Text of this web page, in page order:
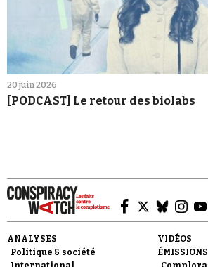
20 juin 2026
[PODCAST] Le retour des biolabs
ANALYSES
Politique & société
VIDÉOS
ÉMISSIONS